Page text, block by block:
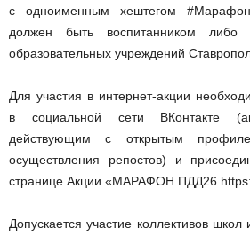
с одноименным хештегом
должен быть воспитанником
образовательных учреждений
Для участия в интернет-акции
в социальной сети ВКонтакте
действующим с открытым
осуществления репостов) и
странице Акции «МАРАФОН ПДД26
Допускается участие коллективов